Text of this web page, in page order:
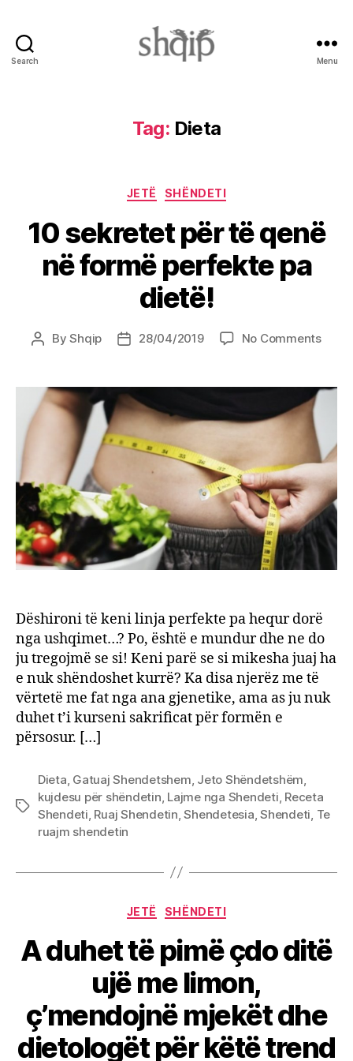
Search Menu
Tag: Dieta
Categories
JETË SHËNDETI
10 sekretet për të qenë
në formë perfekte pa
dietë!
PostByShqip
Post28/04/2019 No Commentson
për
pa
dietë!
Dëshironi të keni linja perfekte pa hequr dorë
nga ushqimet…? Po, është e mundur dhe ne do
ju tregojmë se si! Keni parë se si mikesha juaj ha
e nuk shëndoshet kurrë? Ka disa njerëz me të
vërtetë me fat nga ana gjenetike, ama as ju nuk
duhet t’i kurseni sakrificat për formën e
përsosur. […]
Tags
Dieta Gatuaj Shendetshem Jeto Shëndetshëm
kujdesu për shëndetin Lajme nga Shendeti Receta
Shendeti Ruaj Shendetin ,Shendetesia ,Shendeti Te
ruajm shendetin
Categories
JETË SHËNDETI
A duhet të pimë çdo ditë
ujë me limon,
ç’mendojnë mjekët dhe
dietologët për këtë trend